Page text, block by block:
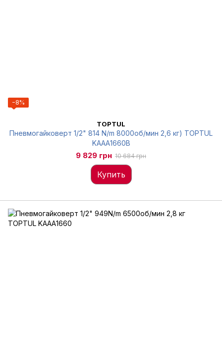
−8%
TOPTUL
Пневмогайковерт 1/2" 814 N/m 8000об/мин 2,6 кг) TOPTUL
KAAA1660B
9 829 грн 10 684 грн
Купить